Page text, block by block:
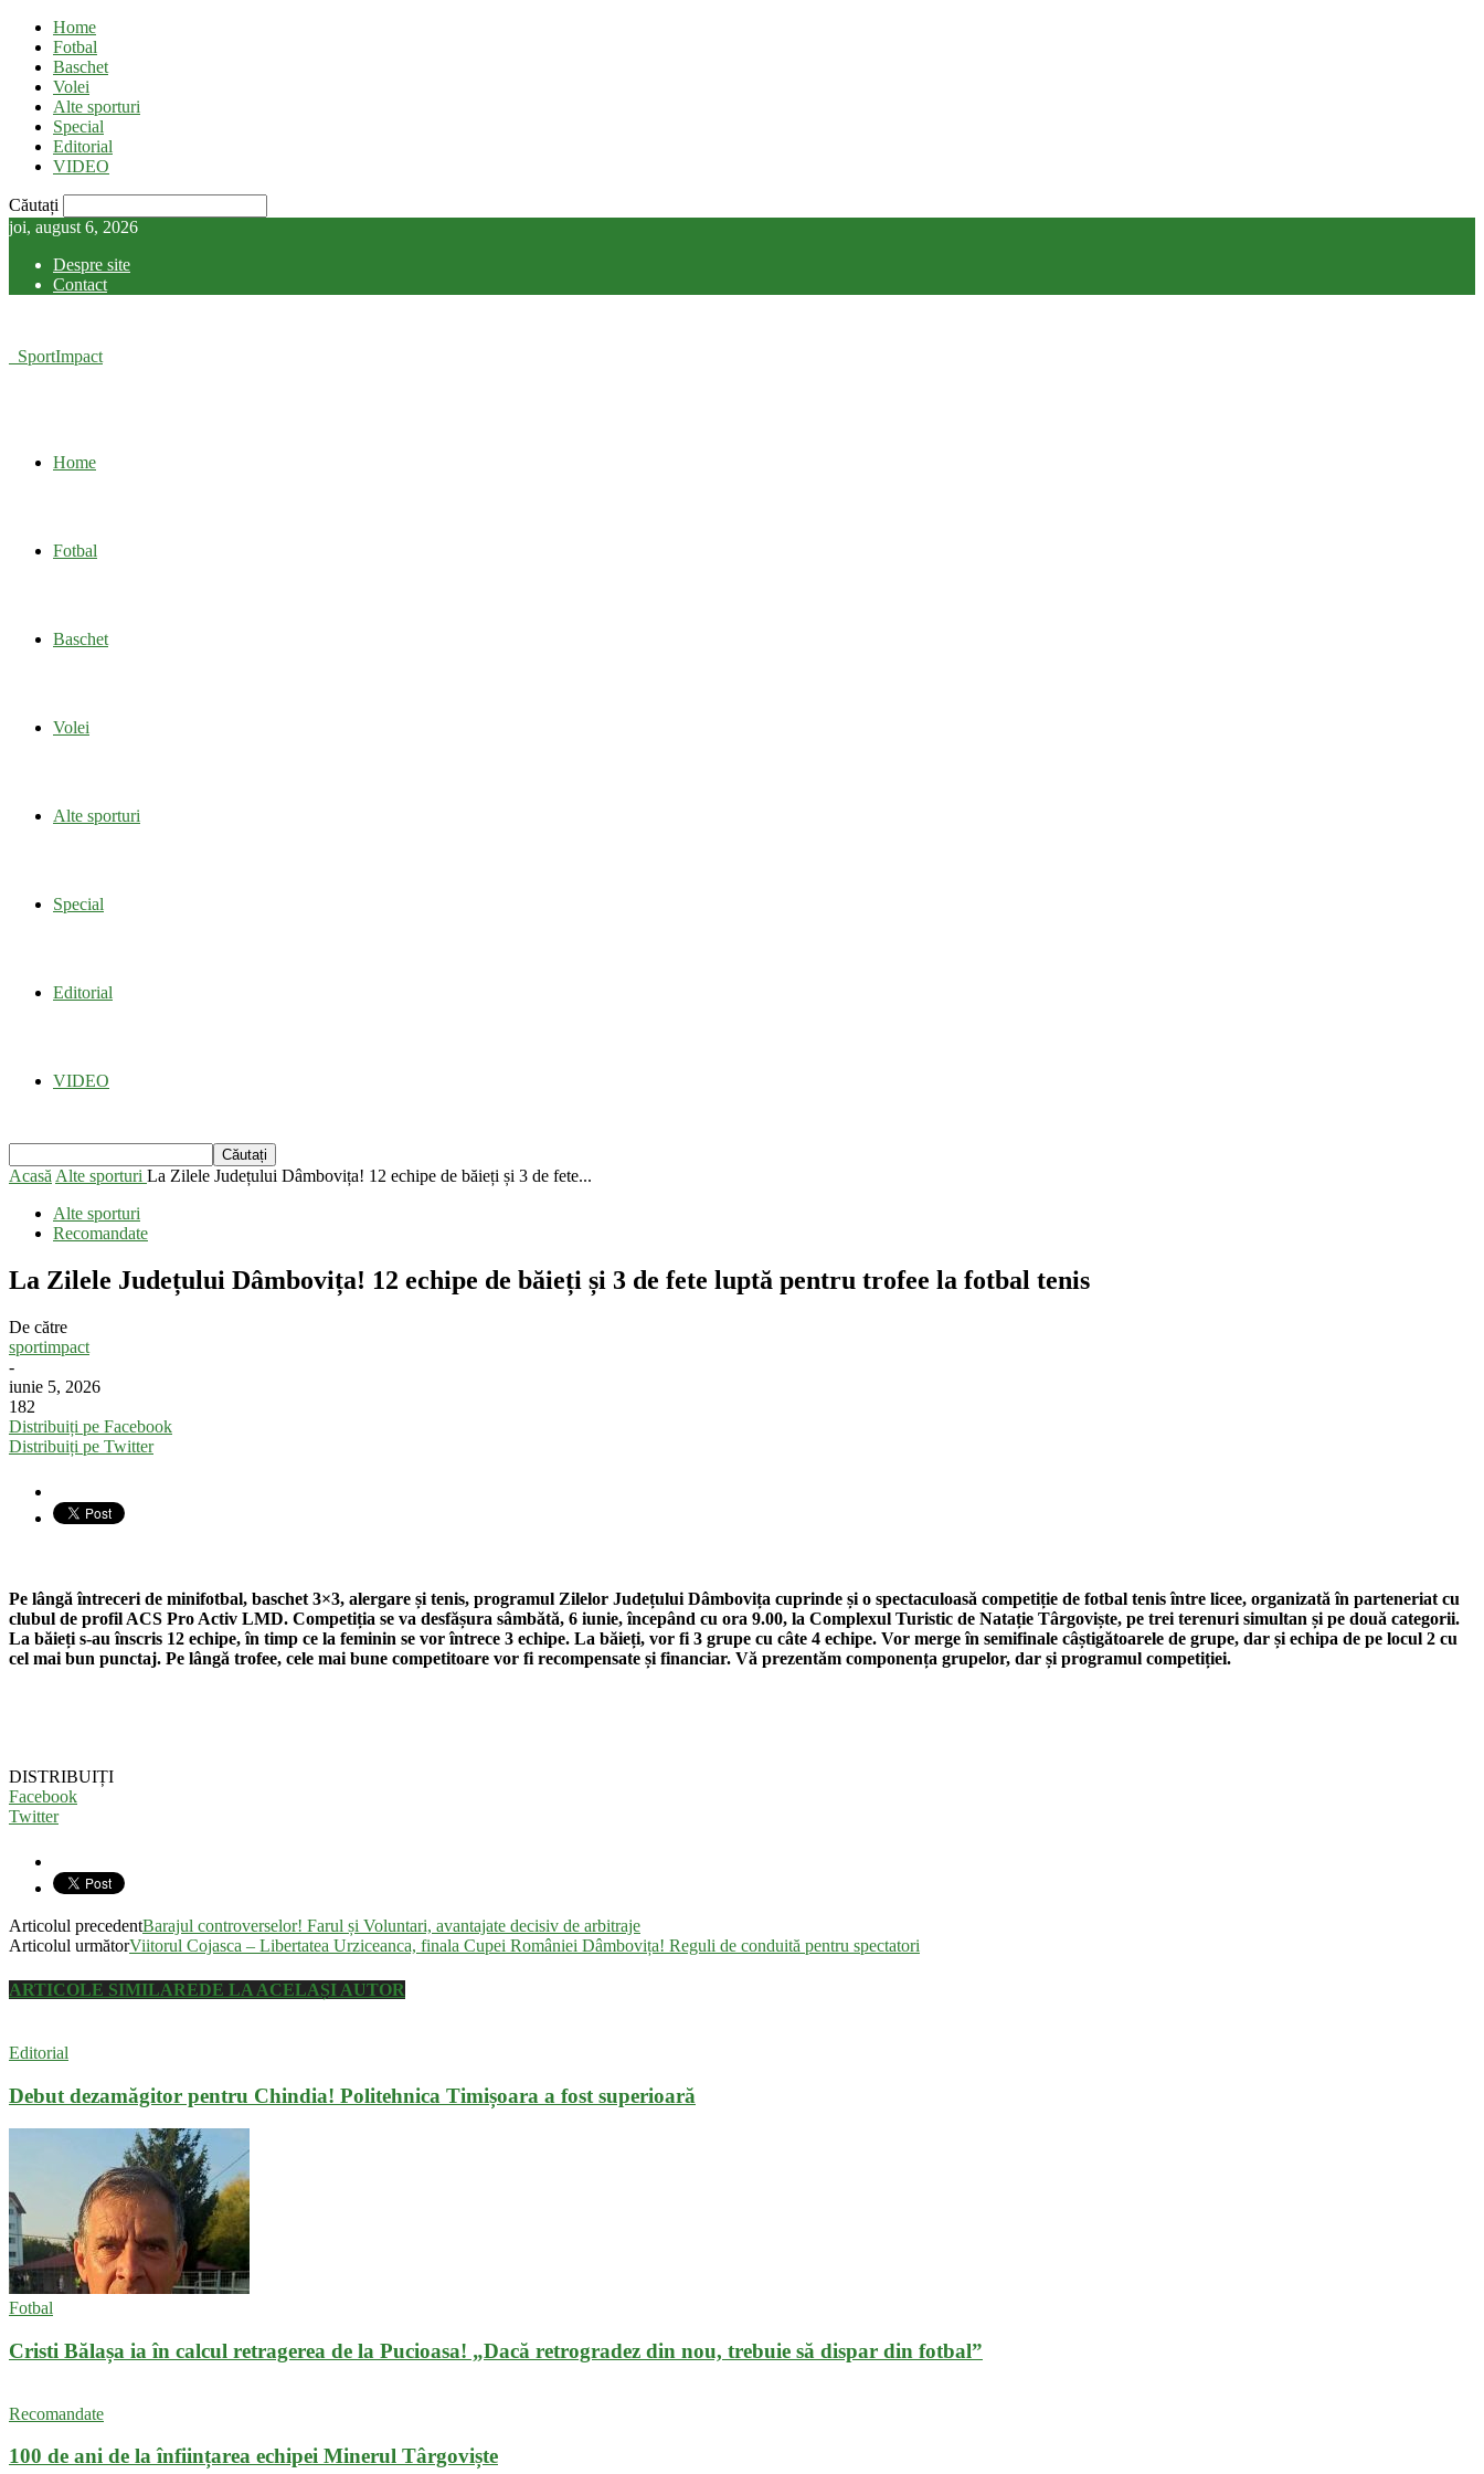
Home
Fotbal
Baschet
Volei
Alte sporturi
Special
Editorial
VIDEO
Căutați
joi, august 6, 2026
Despre site
Contact
SportImpact
Home
Fotbal
Baschet
Volei
Alte sporturi
Special
Editorial
VIDEO
Acasă Alte sporturi La Zilele Județului Dâmbovița! 12 echipe de băieți și 3 de fete...
Alte sporturi
Recomandate
La Zilele Județului Dâmbovița! 12 echipe de băieți și 3 de fete luptă pentru trofee la fotbal tenis
De către
sportimpact
-
iunie 5, 2026
182
Distribuiți pe Facebook
Distribuiți pe Twitter
Pe lângă întreceri de minifotbal, baschet 3×3, alergare și tenis, programul Zilelor Județului Dâmbovița cuprinde și o spectaculoasă competiție de fotbal tenis între licee, organizată în parteneriat cu
clubul de profil ACS Pro Activ LMD. Competiția se va desfășura sâmbătă, 6 iunie, începând cu ora 9.00, la Complexul Turistic de Natație Târgoviște, pe trei terenuri simultan și pe două categorii.
La băieți s-au înscris 12 echipe, în timp ce la feminin se vor întrece 3 echipe. La băieți, vor fi 3 grupe cu câte 4 echipe. Vor merge în semifinale câștigătoarele de grupe, dar și echipa de pe locul 2 cu
cel mai bun punctaj. Pe lângă trofee, cele mai bune competitoare vor fi recompensate și financiar. Vă prezentăm componența grupelor, dar și programul competiției.
DISTRIBUIȚI
Facebook
Twitter
Articolul precedentBarajul controverselor! Farul și Voluntari, avantajate decisiv de arbitraje
Articolul următorViitorul Cojasca – Libertatea Urziceanca, finala Cupei României Dâmbovița! Reguli de conduită pentru spectatori
ARTICOLE SIMILAREDE LA ACELAȘI AUTOR
Editorial
Debut dezamăgitor pentru Chindia! Politehnica Timișoara a fost superioară
Fotbal
Cristi Bălașa ia în calcul retragerea de la Pucioasa! „Dacă retrogradez din nou, trebuie să dispar din fotbal”
Recomandate
100 de ani de la înființarea echipei Minerul Târgoviște